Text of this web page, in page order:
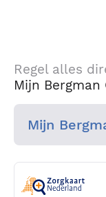
Regel alles
Mijn Bergman
Mijn